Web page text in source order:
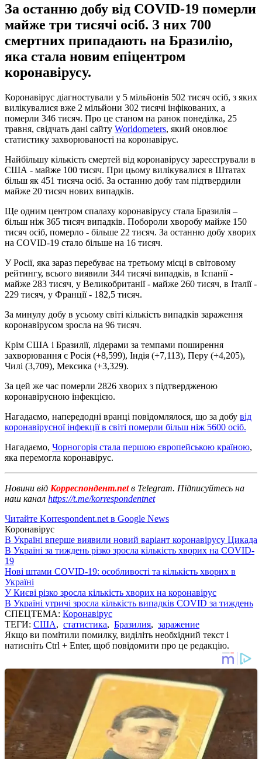
За останню добу від COVID-19 померли
майже три тисячі осіб. З них 700
смертних припадають на Бразилію,
яка стала новим епіцентром
коронавірусу.
Коронавірус діагностували у 5 мільйонів 502 тисяч осіб, з яких
вилікувалися вже 2 мільйони 302 тисячі інфікованих, а
померли 346 тисяч. Про це станом на ранок понеділка, 25
травня, свідчать дані сайту Worldometers, який оновлює
статистику захворюваності на коронавірус.
Найбільшу кількість смертей від коронавірусу зареєстрували в
США - майже 100 тисяч. При цьому вилікувалися в Штатах
більш як 451 тисяча осіб. За останню добу там підтвердили
майже 20 тисяч нових випадків.
Ще одним центром спалаху коронавірусу стала Бразилія – ​​
більш ніж 365 тисяч випадків. Побороли хворобу майже 150
тисяч осіб, померло - більше 22 тисяч. За останню добу хворих
на COVID-19 стало більше на 16 тисяч.
У Росії, яка зараз перебуває на третьому місці в світовому
рейтингу, всього виявили 344 тисячі випадків, в Іспанії -
майже 283 тисяч, у Великобританії - майже 260 тисяч, в Італії -
229 тисяч, у Франції - 182,5 тисяч.
За минулу добу в усьому світі кількість випадків зараження
коронавірусом зросла на 96 тисяч.
Крім США і Бразилії, лідерами за темпами поширення
захворювання є Росія (+8,599), Індія (+7,113), Перу (+4,205),
Чилі (3,709), Мексика (+3,329).
За цей же час померли 2826 хворих з підтвердженою
коронавірусною інфекцією.
Нагадаємо, напередодні вранці повідомлялося, що за добу від
коронавірусної інфекції в світі померли більш ніж 5600 осіб.
Нагадаємо, Чорногорія стала першою європейською країною,
яка перемогла коронавірус.
Новини від Корреспондент.netв Telegram. Підписуйтесь на
наш канал https://t.me/korrespondentnet
Читайте Korrespondent.net в Google News
Коронавірус
В Україні вперше виявили новий варіант коронавірусу Цикада
В Україні за тиждень різко зросла кількість хворих на COVID-
19
Нові штами COVID-19: особливості та кількість хворих в
Україні
У Києві різко зросла кількість хворих на коронавірус
В Україні утричі зросла кількість випадків COVID за тиждень
СПЕЦТЕМА: Коронавірус
ТЕГИ: США, статистика, Бразилия, заражение
Якщо ви помітили помилку, виділіть необхідний текст і
натисніть Ctrl + Enter, щоб повідомити про це редакцію.